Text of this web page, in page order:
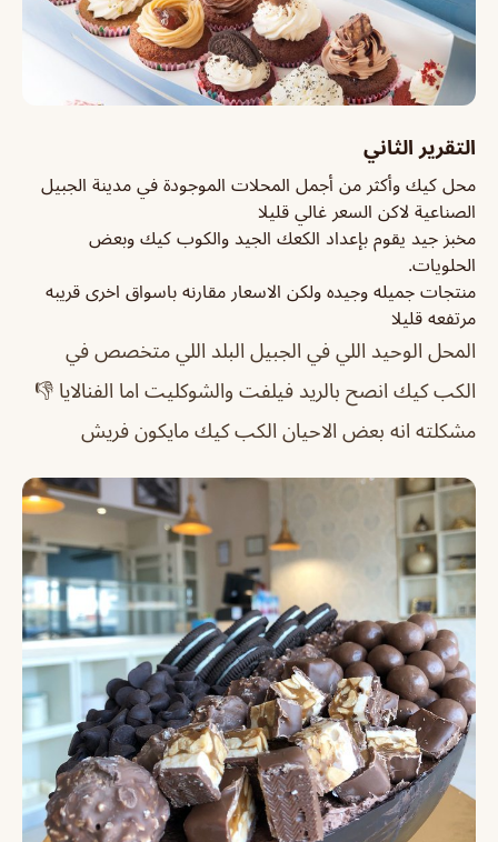
التقرير الثاني
محل كيك وأكثر من أجمل المحلات الموجودة في مدينة الجبيل
الصناعية لاكن السعر غالي قليلا
مخبز جيد يقوم بإعداد الكعك الجيد والكوب كيك وبعض
الحلويات.
منتجات جميله وجيده ولكن الاسعار مقارنه باسواق اخرى قريبه
مرتفعه قليلا
المحل الوحيد اللي في الجبيل البلد اللي متخصص في
الكب كيك انصح بالريد فيلفت والشوكليت اما الفنالايا 👎
مشكلته انه بعض الاحيان الكب كيك مايكون فريش